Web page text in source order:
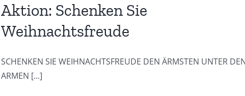
Aktion: Schenken Sie
Weihnachtsfreude
SCHENKEN SIE WEIHNACHTSFREUDE DEN ÄRMSTEN UNTER
ARMEN [...]